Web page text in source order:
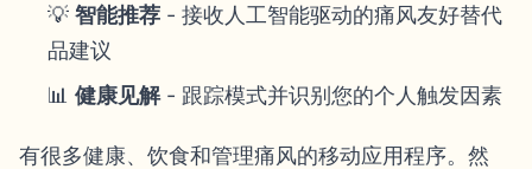
💡 智能推荐 - 接收人工智能驱动的痛风友好替代
品建议
📊 健康见解- 跟踪模式并识别您的个人触发因素
有很多健康、饮食和管理痛风的移动应用程序。然